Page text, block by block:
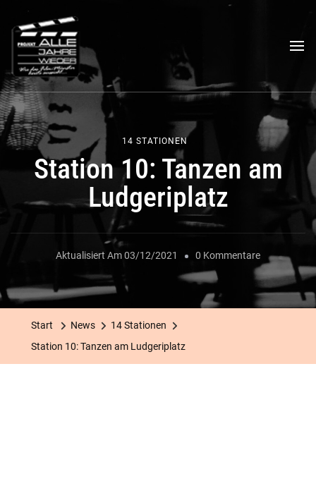
Das "Alle Jahre wieder"-
Projekt
Ein filmischer Stadtrundgang
14 STATIONEN
Station 10: Tanzen am
Ludgeriplatz
Aktualisiert Am03/12/2021 0 KommentareZu
Station
10:
Start News
14 Stationen
Station 10: Tanzen am Ludgeriplatz